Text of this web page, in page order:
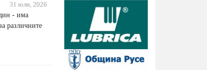
31 юли, 2026
- има
различните